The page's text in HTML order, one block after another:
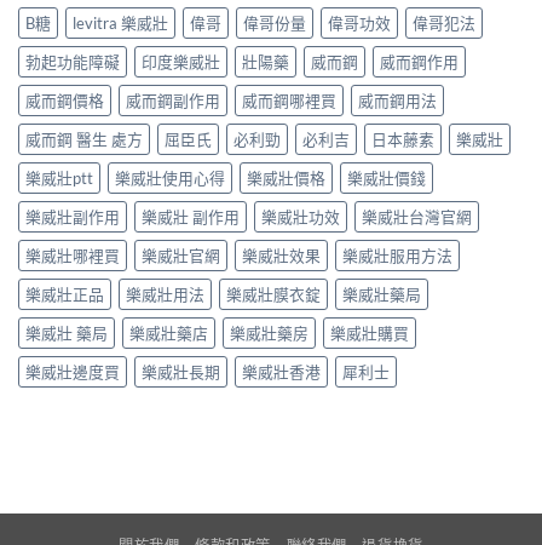
B糖 levitra 樂威壯 偉哥 偉哥份量 偉哥功效
偉哥犯法
勃起功能障礙
印度樂威壯 壯陽藥 威而鋼
威而鋼作用
威而鋼價格
威而鋼副作用 威而鋼哪裡買
威而鋼用法
威而鋼 醫生 處方
屈臣氏 必利勁 必利吉 日本藤素
樂威壯
樂威壯ptt
樂威壯使用心得 樂威壯價格
樂威壯價錢
樂威壯副作用
樂威壯 副作用 樂威壯功效
樂威壯台灣官網
樂威壯哪裡買
樂威壯官網 樂威壯效果
樂威壯服用方法
樂威壯正品
樂威壯用法 樂威壯膜衣錠
樂威壯藥局
樂威壯 藥局
樂威壯藥店 樂威壯藥房
樂威壯購買
樂威壯邊度買
樂威壯長期 樂威壯香港 犀利士